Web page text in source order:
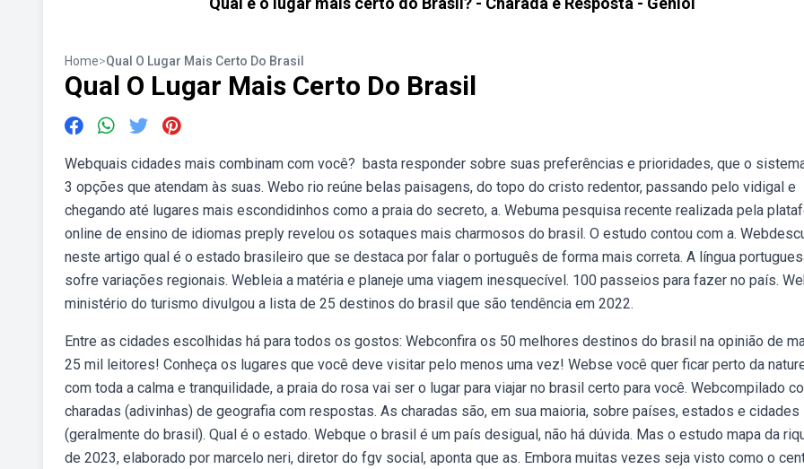
Home>Qual O Lugar Mais Certo Do Brasil
Qual O Lugar Mais Certo Do Brasil
Webquais cidades mais combinam com você? ️ basta responder sobre suas preferências e prioridades, que o
3 opções que atendam às suas. Webo rio reúne belas paisagens, do topo do cristo redentor, passando pelo vidigal e
chegando até lugares mais escondidinhos como a praia do secreto, a. Webuma pesquisa recente realizada pela
online de ensino de idiomas preply revelou os sotaques mais charmosos do brasil. O estudo contou com a.
neste artigo qual é o estado brasileiro que se destaca por falar o português de forma mais correta. A língua
sofre variações regionais. Webleia a matéria e planeje uma viagem inesquecível. 100 passeios para fazer no país.
ministério do turismo divulgou a lista de 25 destinos do brasil que são tendência em 2022.
Entre as cidades escolhidas há para todos os gostos: Webconfira os 50 melhores destinos do brasil na opinião de
25 mil leitores! Conheça os lugares que você deve visitar pelo menos uma vez! Webse você quer ficar perto da
com toda a calma e tranquilidade, a praia do rosa vai ser o lugar para viajar no brasil certo para você. Webcompilado
charadas (adivinhas) de geografia com respostas. As charadas são, em sua maioria, sobre países, estados e cidades
(geralmente do brasil). Qual é o estado. Webque o brasil é um país desigual, não há dúvida. Mas o estudo mapa da
de 2023, elaborado por marcelo neri, diretor do fgv social, aponta que as. Embora muitas vezes seja visto como o